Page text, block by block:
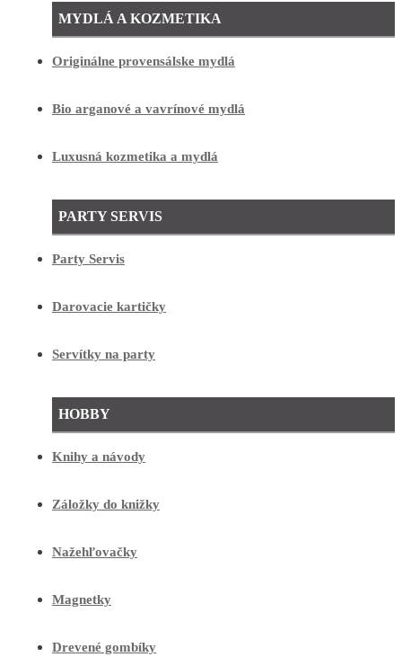
MYDLÁ A KOZMETIKA
Originálne provensálske mydlá
Bio arganové a vavrínové mydlá
Luxusná kozmetika a mydlá
PARTY SERVIS
Party Servis
Darovacie kartičky
Servítky na party
HOBBY
Knihy a návody
Záložky do knižky
Nažehľovačky
Magnetky
Drevené gombíky